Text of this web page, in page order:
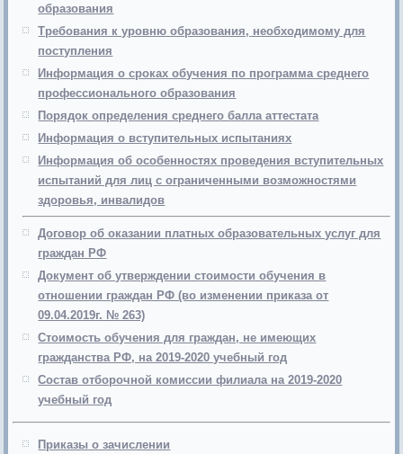
образования
Требования к уровню образования, необходимому для
поступления
Информация о сроках обучения по программа среднего
профессионального образования
Порядок определения среднего балла аттестата
Информация о вступительных испытаниях
Информация об особенностях проведения вступительных
испытаний для лиц с ограниченными возможностями
здоровья, инвалидов
Договор об оказании платных образовательных услуг для
граждан РФ
Документ об утверждении стоимости обучения в
отношении граждан РФ (во изменении приказа от
09.04.2019г. № 263)
Стоимость обучения для граждан, не имеющих
гражданства РФ, на 2019-2020 учебный год
Состав отборочной комиссии филиала на 2019-2020
учебный год
Приказы о зачислении